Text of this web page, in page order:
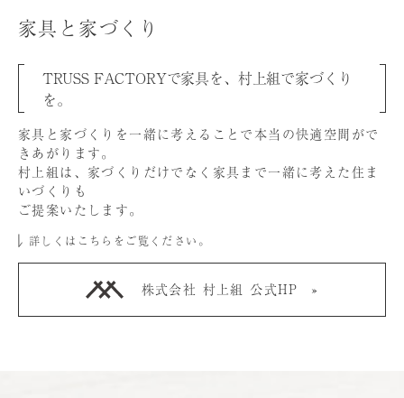
家具と家づくり
TRUSS FACTORYで家具を、村上組で家づくり
を。
家具と家づくりを⼀緒に考えることで本当の快適空間がで
きあがります。
村上組は、家づくりだけでなく家具まで⼀緒に考えた住ま
いづくりも
ご提案いたします。
詳しくはこちらをご覧ください。
株式会社 村上組 公式HP